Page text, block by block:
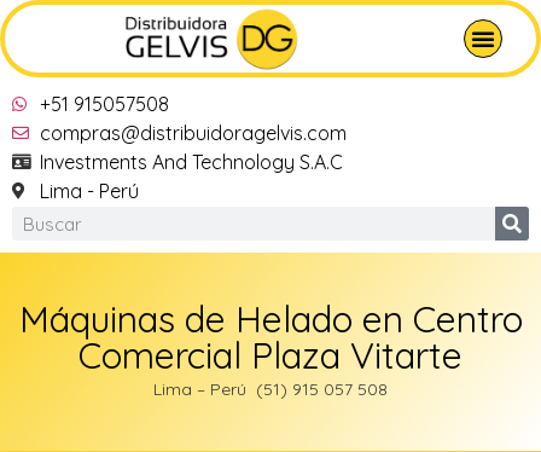
+51 915057508
compras@distribuidoragelvis.com
Investments And Technology S.A.C
Lima - Perú
Máquinas de Helado en Centro
Comercial Plaza Vitarte
Lima – Perú (51) 915 057 508